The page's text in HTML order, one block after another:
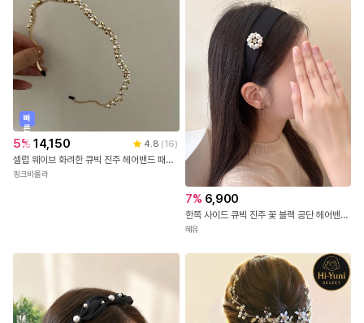
빠
른
출
발
5% 14,150 4.8 (16)
셀럽 웨이브 화려한 큐빅 진주 헤어밴드 패션 머리띠
핑크비올라
7% 6,900
한쪽 사이드 큐빅 진주 꽃 블랙 공단 헤어밴드 머리띠
혜유